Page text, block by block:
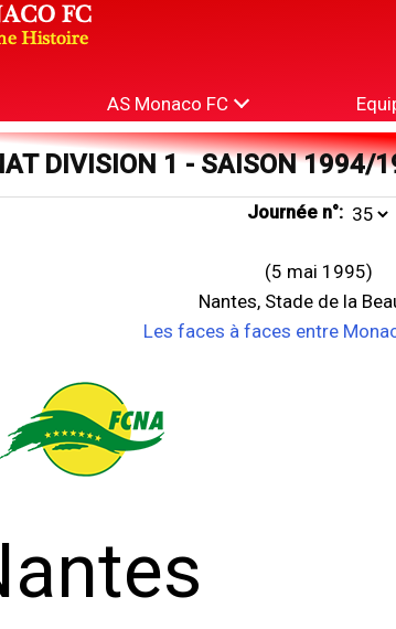
AS Monaco FC
DIVISION 1 - SAISON 1994/
Journée n°:
(5 mai 1995)
Nantes, Stade de la
Les faces à faces entre